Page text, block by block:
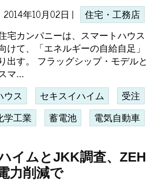
2014年10月02日 | 住宅・工務店
宅カンパニーは、スマートハウス
けて、「エネルギーの自給自足」
出す。 フラッグシップ・モデルと
マ...
ウス セキスイハイム 受注
学工業 蓄電池 電気自動車
イムとJKK調査、ZEH
力削減で